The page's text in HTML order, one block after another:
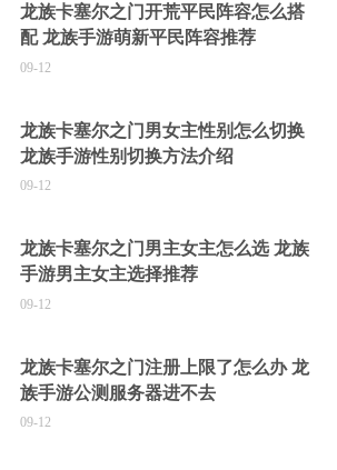
龙族卡塞尔之门开荒平民阵容怎么搭
配 龙族手游萌新平民阵容推荐
09-12
龙族卡塞尔之门男女主性别怎么切换
龙族手游性别切换方法介绍
09-12
龙族卡塞尔之门男主女主怎么选 龙族
手游男主女主选择推荐
09-12
龙族卡塞尔之门注册上限了怎么办 龙
族手游公测服务器进不去
09-12